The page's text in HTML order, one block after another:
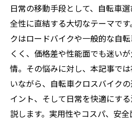
日常の移動手段として、自転車
全性に直結する大切なテーマで
クはロードバイクや一般的な自
くく、価格差や性能面でも迷い
情。その悩みに対し、本記事で
いながら、自転車クロスバイク
イント、そして日常を快適にす
説します。実用性やコスパ、安